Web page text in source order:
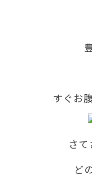
すぐお
さ
ど